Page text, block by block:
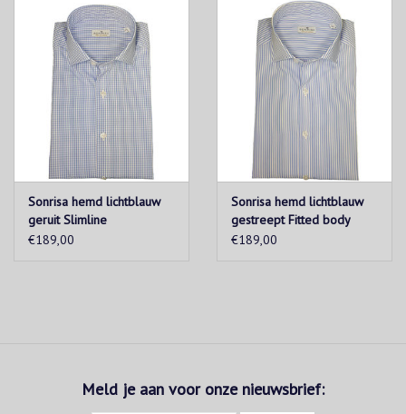
Sonrisa hemd lichtblauw
geruit Slimline
€189,00
Sonrisa hemd lichtblauw
gestreept Fitted body
€189,00
Meld je aan voor onze nieuwsbrief: